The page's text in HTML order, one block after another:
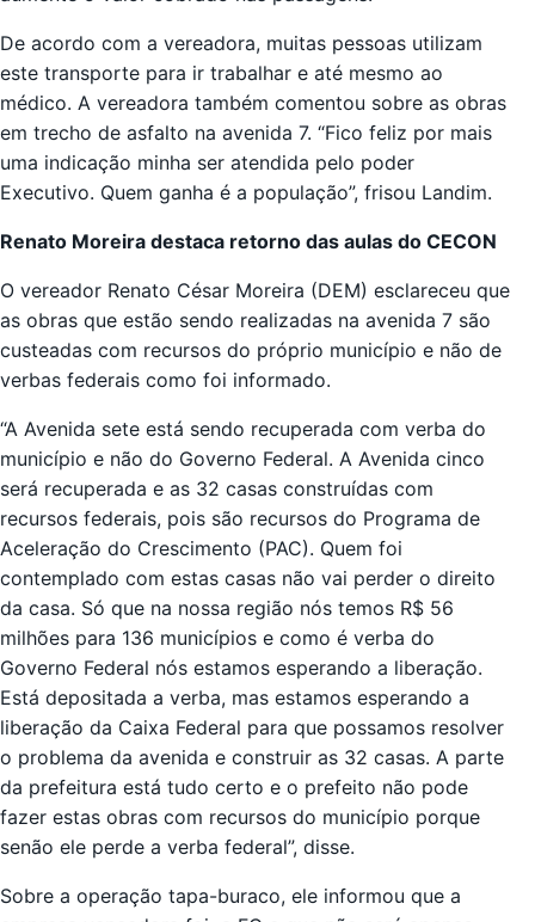
De acordo com a vereadora, muitas pessoas utilizam
este transporte para ir trabalhar e até mesmo ao
médico. A vereadora também comentou sobre as obras
em trecho de asfalto na avenida 7. “Fico feliz por mais
uma indicação minha ser atendida pelo poder
Executivo. Quem ganha é a população”, frisou Landim.
Renato Moreira destaca retorno das aulas do CECON
O vereador Renato César Moreira (DEM) esclareceu que
as obras que estão sendo realizadas na avenida 7 são
custeadas com recursos do próprio município e não de
verbas federais como foi informado.
“A Avenida sete está sendo recuperada com verba do
município e não do Governo Federal. A Avenida cinco
será recuperada e as 32 casas construídas com
recursos federais, pois são recursos do Programa de
Aceleração do Crescimento (PAC). Quem foi
contemplado com estas casas não vai perder o direito
da casa. Só que na nossa região nós temos R$ 56
milhões para 136 municípios e como é verba do
Governo Federal nós estamos esperando a liberação.
Está depositada a verba, mas estamos esperando a
liberação da Caixa Federal para que possamos resolver
o problema da avenida e construir as 32 casas. A parte
da prefeitura está tudo certo e o prefeito não pode
fazer estas obras com recursos do município porque
senão ele perde a verba federal”, disse.
Sobre a operação tapa-buraco, ele informou que a